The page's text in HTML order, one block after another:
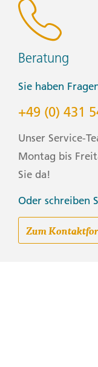
Beratung
Sie haben
+49 (0) 431
Unser Service-
Montag bis
Sie da!
Oder schreiben
Zum